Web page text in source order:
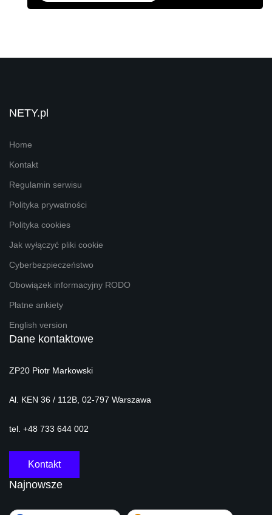
NETY.pl
Home
Kontakt
Regulamin serwisu
Polityka prywatności
Polityka cookies
Jak wyłączyć pliki cookie
Cyberbezpieczeństwo
Obowiązek informacyjny RODO
Płatne ankiety
English version
Dane kontaktowe
ZP20 Piotr Markowski
Al. KEN 36 / 112B, 02-797 Warszawa
tel. +48 733 644 002
Kontakt
Najnowsze